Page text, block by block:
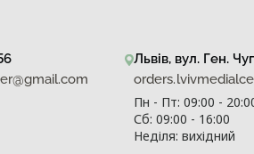
Львів, вул. Ген.
Пн - Пт: 09:00 -
Сб: 09:00 - 16:00
Неділя: вихідний